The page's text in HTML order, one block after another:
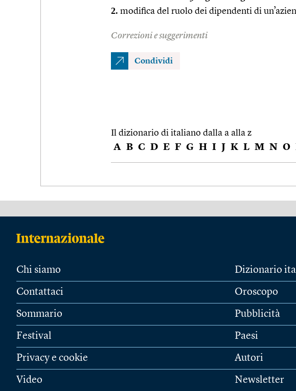
2. modifica del ruolo dei dipendenti di
Correzioni e suggerimenti
Condividi
Il dizionario di italiano dalla a alla z
A B C D E F G H I J K L M N O
Chi siamo
Contattaci
Sommario
Festival
Privacy e cookie
Video
Dizionario
Oroscopo
Pubblicità
Paesi
Autori
Newsletter